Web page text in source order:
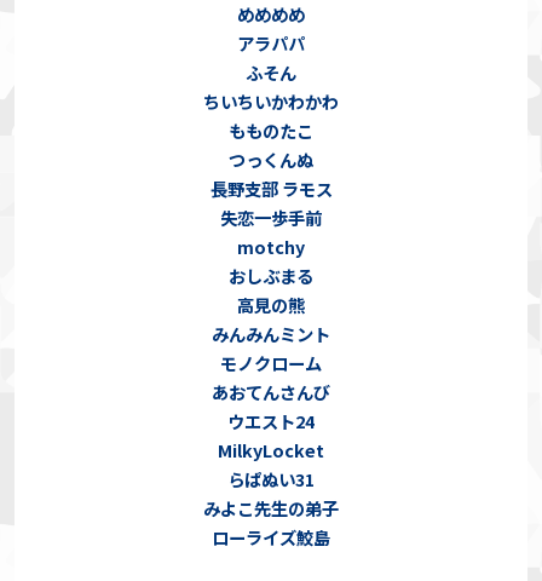
めめめめ
アラパパ
ふそん
ちいちいかわかわ
もものたこ
つっくんぬ
長野支部 ラモス
失恋一歩手前
motchy
おしぶまる
高見の熊
みんみんミント
モノクローム
あおてんさんび
ウエスト24
MilkyLocket
らぱぬい31
みよこ先生の弟子
ローライズ鮫島